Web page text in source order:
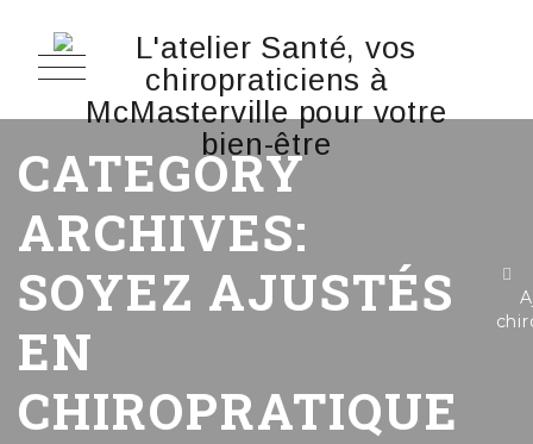
CATEGORY
ARCHIVES:
SOYEZ AJUSTÉS
EN
CHIROPRATIQUE